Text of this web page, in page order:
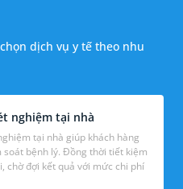
dịch vụ y tế theo nhu
nghiệm tại nhà
tại nhà giúp khách hàng
soát bệnh lý. Đồng thời tiết kiệm